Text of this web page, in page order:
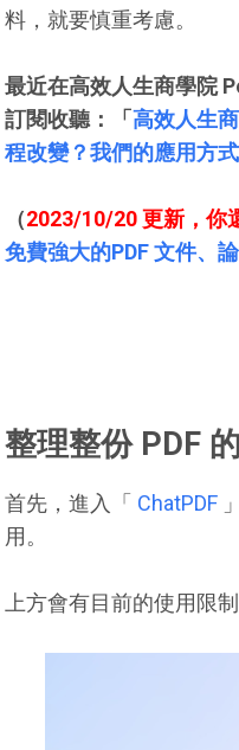
料，就要慎重考慮。
最近在高效人生商學院
訂閱收聽：「高效人生
程改變？我們的應用方式
（2023/10/20 更新，你
免費強大的PDF 文件、
整理整份 PDF
首先，進入「 ChatPDF
用。
上方會有目前的使用限